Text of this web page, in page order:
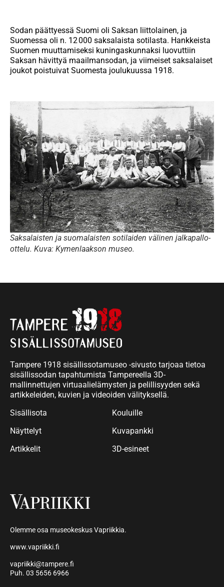
Sodan päättyessä Suomi oli Saksan liittolainen, ja
Suomessa oli n. 12 000 saksalaista sotilasta. Hankkeista
Suomen muuttamiseksi kuningaskunnaksi luovuttiin
Saksan hävittyä maailmansodan, ja viimeiset saksalaiset
joukot poistuivat Suomesta joulukuussa 1918.
Saksalaisten ja suomalaisten sotilaiden välinen jalkapallo-
ottelu. Kuva: Kymenlaakson museo.
Tampere 1918 sisällissotamuseo -sivusto tarjoaa tietoa
sisällissodan tapahtumista Tampereella 3D-
mallinnettujen virtuaalielämysten ja pelillisyyden sekä
artikkeleiden, kuvien ja videoiden välityksellä.
Sisällisota
Näyttelyt
Artikkelit
Kouluille
Kuvapankki
3D-esineet
Olemme osa museokeskus Vapriikkia.
www.vapriikki.fi
vapriikki@tampere.fi
Puh. 03 5656 6966